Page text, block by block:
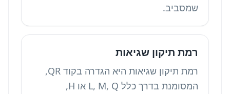
שמסביב.
רמת תיקון שגיאות
רמת תיקון שגיאות היא הגדרה בקוד QR,
המסומנת בדרך כלל L, M, Q או H,